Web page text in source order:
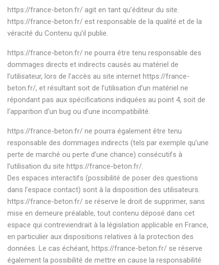
https://france-beton.fr/ agit en tant qu’éditeur du site.
https://france-beton.fr/ est responsable de la qualité et de la
véracité du Contenu qu’il publie.
https://france-beton.fr/ ne pourra être tenu responsable des
dommages directs et indirects causés au matériel de
l’utilisateur, lors de l’accès au site internet https://france-
beton.fr/, et résultant soit de l’utilisation d’un matériel ne
répondant pas aux spécifications indiquées au point 4, soit de
l’apparition d’un bug ou d’une incompatibilité.
https://france-beton.fr/ ne pourra également être tenu
responsable des dommages indirects (tels par exemple qu’une
perte de marché ou perte d’une chance) consécutifs à
l’utilisation du site https://france-beton.fr/.
Des espaces interactifs (possibilité de poser des questions
dans l’espace contact) sont à la disposition des utilisateurs.
https://france-beton.fr/ se réserve le droit de supprimer, sans
mise en demeure préalable, tout contenu déposé dans cet
espace qui contreviendrait à la législation applicable en France,
en particulier aux dispositions relatives à la protection des
données. Le cas échéant, https://france-beton.fr/ se réserve
également la possibilité de mettre en cause la responsabilité